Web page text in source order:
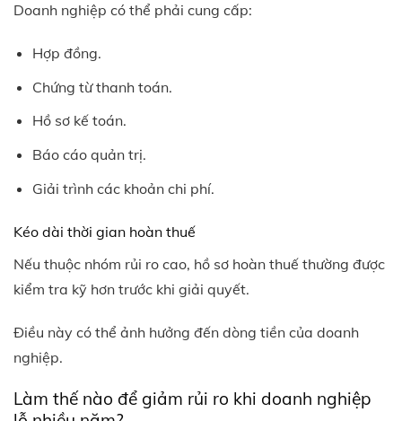
Doanh nghiệp có thể phải cung cấp:
Hợp đồng.
Chứng từ thanh toán.
Hồ sơ kế toán.
Báo cáo quản trị.
Giải trình các khoản chi phí.
Kéo dài thời gian hoàn thuế
Nếu thuộc nhóm rủi ro cao, hồ sơ hoàn thuế thường được
kiểm tra kỹ hơn trước khi giải quyết.
Điều này có thể ảnh hưởng đến dòng tiền của doanh
nghiệp.
Làm thế nào để giảm rủi ro khi doanh nghiệp